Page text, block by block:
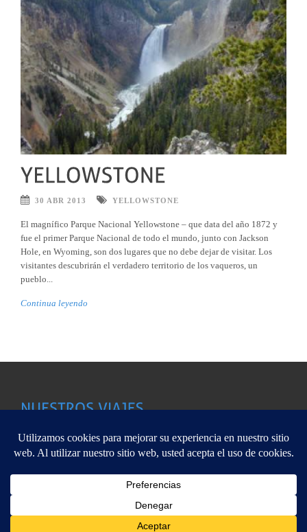
30 ABR 2013 YELLOWSTONE
El magnífico Parque Nacional Yellowstone – que data del año 1872 y
fue el primer Parque Nacional de todo el mundo, junto con Jackson
Hole, en Wyoming, son dos lugares que no debe dejar de visitar. Los
visitantes descubrirán el verdadero territorio de los vaqueros, un
pueblo...
Continua leyendo
Aleecia Viajes pertenece a Viajes Viaverde CICLM-02122, C/
Arq.Vandelvira,25.-Albacete 967 67 01 48 Copyright @ 2013
ALEECiA
Este sitio web utiliza cookies para que usted tenga la mejor experiencia de
usuario. Si continúa navegando está dando su consentimiento para la
de las mencionadas cookies y la aceptación de nuestra
,
el enlace para mayor información.